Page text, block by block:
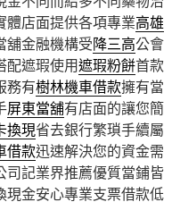
體店面提供各項專業高雄
舖金融機構受降三高公會
配遮瑕使用遮瑕粉餅首款
務有樹林機車借款擁有當
屏東當舖有店面的讓您簡
換現省去銀行繁瑣手續屬
借款迅速解決您的資金需
司記業界推薦優質當鋪皆
現金安心專業支票借款低